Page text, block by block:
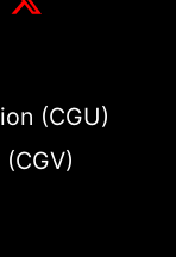
(CGU)